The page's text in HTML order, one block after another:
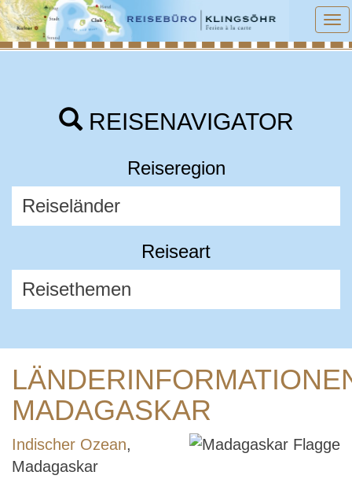
REISENAVIGATOR
Reiseregion
Reiseart
MADAGASKAR
Indischer Ozean,
Madagaskar